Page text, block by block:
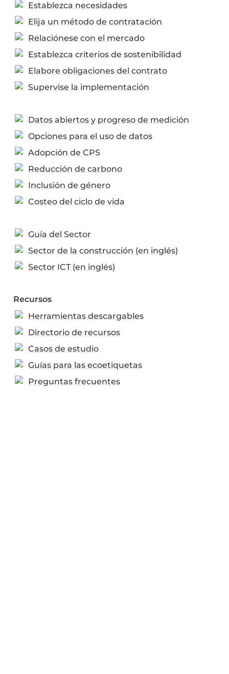
Establezca necesidades
Elija un método de contratación
Relaciónese con el mercado
Establezca criterios de sostenibilidad
Elabore obligaciones del contrato
Supervise la implementación
Datos abiertos y progreso de medición
Opciones para el uso de datos
Adopción de CPS
Reducción de carbono
Inclusión de género
Costeo del ciclo de vida
Guía del Sector
Sector de la construcción (en inglés)
Sector ICT (en inglés)
Recursos
Herramientas descargables
Directorio de recursos
Casos de estudio
Guías para las ecoetiquetas
Preguntas frecuentes